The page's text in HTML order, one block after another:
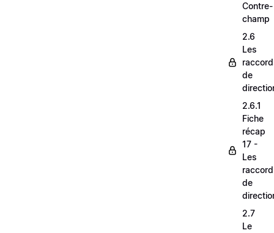
Contre-
champ
2.6
Les
de
2.6.1
Fiche
récap
17 -
Les
de
2.7
Le